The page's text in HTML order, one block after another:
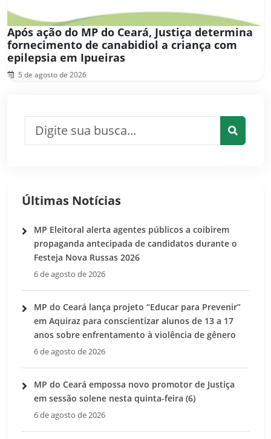
Após ação do MP do Ceará, Justiça determina
fornecimento de canabidiol a criança com
epilepsia em Ipueiras
5 de agosto de 2026
Últimas Notícias
MP Eleitoral alerta agentes públicos a coibirem
propaganda antecipada de candidatos durante o
Festeja Nova Russas 2026
6 de agosto de 2026
MP do Ceará lança projeto “Educar para Prevenir”
em Aquiraz para conscientizar alunos de 13 a 17
anos sobre enfrentamento à violência de gênero
6 de agosto de 2026
MP do Ceará empossa novo promotor de Justiça
em sessão solene nesta quinta-feira (6)
6 de agosto de 2026